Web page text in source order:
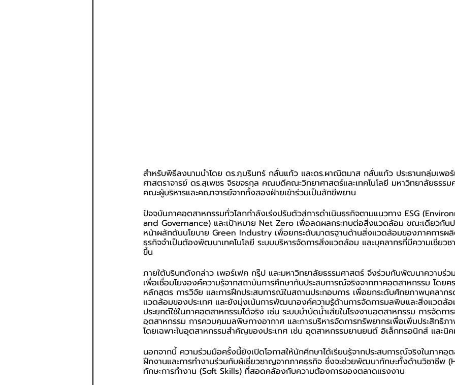
สำหรับพิธีลงนามนำโดย ดร.ภุมรินทร์ กลั่นแก้ว และดร.ผาณิตมาส กลั่นแก้ว ประธานกลุ่มเพอ
ศาสตราจารย์ ดร.สุเพชร จิรขจรกุล คณบดีคณะวิทยาศาสตร์และเทคโนโลยี มหาวิทยาลัยธรร
คณะผู้บริหารและคณาจารย์จากทั้งสองฝ่ายเข้าร่วมเป็นสักขีพยาน
ปัจจุบันภาคอุตสาหกรรมทั่วโลกกำลังเร่งปรับตัวสู่การดำเนินธุรกิจตามแนวทาง ESG
and Governance) และเป้าหมาย Net Zero เพื่อลดผลกระทบต่อสิ่งแวดล้อม ขณะเดียวกันป
หน้าผลักดันนโยบาย Green Industry เพื่อยกระดับมาตรฐานด้านสิ่งแวดล้อมของภาคการผ
ธุรกิจจำเป็นต้องพัฒนาเทคโนโลยี ระบบบริหารจัดการสิ่งแวดล้อม และบุคลากรที่มีความเชี่ยวช
ขึ้น
ภายใต้บริบทดังกล่าว เพอร์เฟค กรุ๊ป และมหาวิทยาลัยธรรมศาสตร์ จึงร่วมกันพัฒนาความร่ว
เพื่อเชื่อมโยงองค์ความรู้จากสถาบันการศึกษากับประสบการณ์จริงจากภาคอุตสาหกรรม โดย
หลักสูตร การวิจัย และการฝึกประสบการณ์ในสถานประกอบการ เพื่อยกระดับศักยภาพบุคลาก
แวดล้อมของประเทศ และยังมุ่งเน้นการพัฒนาองค์ความรู้ด้านการจัดการมลพิษและสิ่งแวดล้อ
ประยุกต์ใช้ในภาคอุตสาหกรรมได้จริง เช่น ระบบบำบัดน้ำเสียในโรงงานอุตสาหกรรม การจัดกา
อุตสาหกรรม การควบคุมมลพิษทางอากาศ และการบริหารจัดการทรัพยากรเพื่อเพิ่มประสิทธิภ
โดยเฉพาะในอุตสาหกรรมสำคัญของประเทศ เช่น อุตสาหกรรมยานยนต์ อิเล็กทรอนิกส์ และนิ
นอกจากนี้ ความร่วมมือครั้งนี้ยังเปิดโอกาสให้นักศึกษาได้เรียนรู้จากประสบการณ์จริงในภาคอุ
ฝึกงานและการทำงานร่วมกับผู้เชี่ยวชาญจากภาคธุรกิจ ซึ่งจะช่วยพัฒนาทักษะทั้งด้านวิชาชีพ
ทักษะการทำงาน (Soft Skills) ที่สอดคล้องกับความต้องการของตลาดแรงงาน